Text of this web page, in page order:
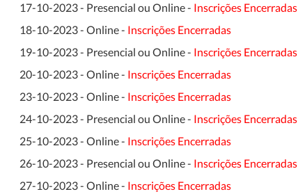
17-10-2023 - Presencial ou Online - Inscrições Encerradas
18-10-2023 - Online - Inscrições Encerradas
19-10-2023 - Presencial ou Online - Inscrições Encerradas
20-10-2023 - Online - Inscrições Encerradas
23-10-2023 - Online - Inscrições Encerradas
24-10-2023 - Presencial ou Online - Inscrições Encerradas
25-10-2023 - Online - Inscrições Encerradas
26-10-2023 - Presencial ou Online - Inscrições Encerradas
27-10-2023 - Online - Inscrições Encerradas